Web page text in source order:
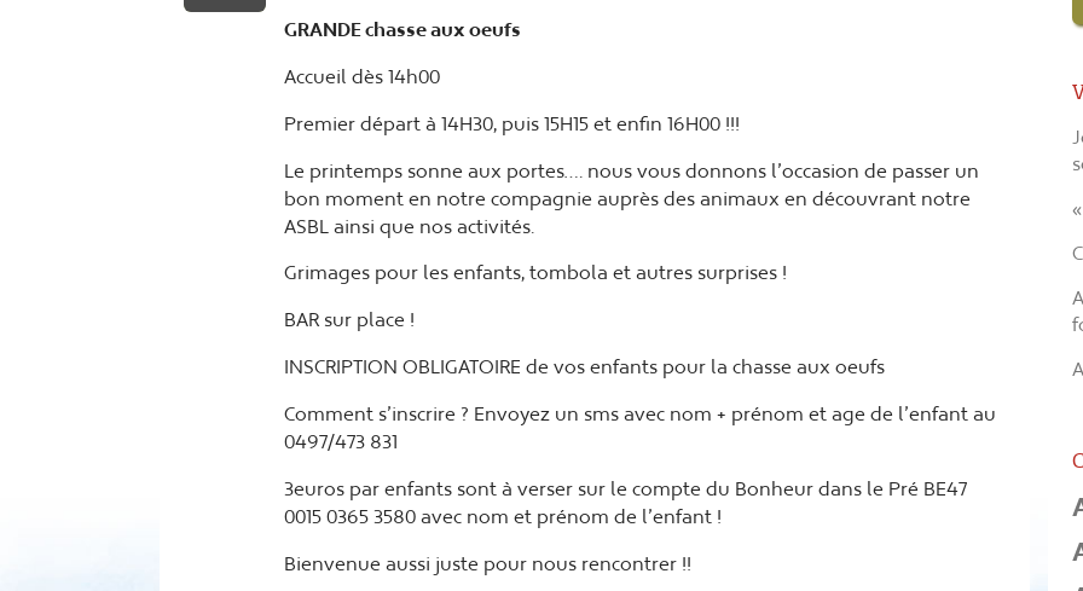
GRANDE chasse aux oeufs
Accueil dès 14h00
Premier départ à 14H30, puis 15H15 et enfin 16H00 !!!
Le printemps sonne aux portes…. nous vous donnons l’occasion de passer un
bon moment en notre compagnie auprès des animaux en découvrant notre
ASBL ainsi que nos activités.
Grimages pour les enfants, tombola et autres surprises !
BAR sur place !
INSCRIPTION OBLIGATOIRE de vos enfants pour la chasse aux oeufs
Comment s’inscrire ? Envoyez un sms avec nom + prénom et age de l’enfant au
0497/473 831
3euros par enfants sont à verser sur le compte du Bonheur dans le Pré BE47
0015 0365 3580 avec nom et prénom de l’enfant !
Bienvenue aussi juste pour nous rencontrer !!